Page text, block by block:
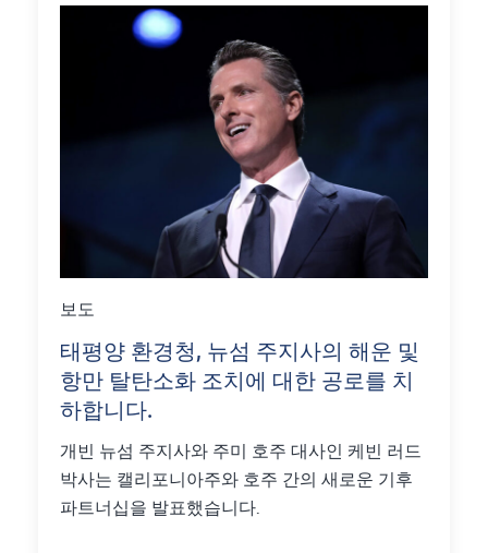
보도
태평양 환경청, 뉴섬 주지사의 해운 및
항만 탈탄소화 조치에 대한 공로를 치
하합니다.
개빈 뉴섬 주지사와 주미 호주 대사인 케빈 러드
박사는 캘리포니아주와 호주 간의 새로운 기후
파트너십을 발표했습니다.